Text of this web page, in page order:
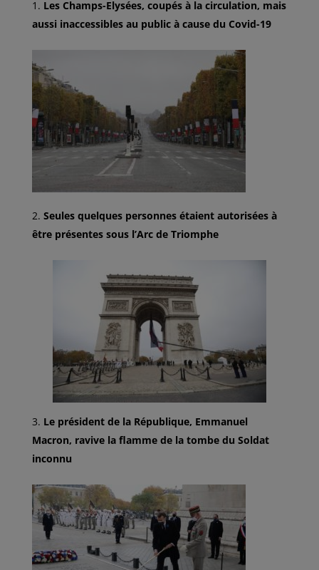
Les Champs-Elysées, coupés à la circulation, mais
aussi inaccessibles au public à cause du Covid-19
Seules quelques personnes étaient autorisées à
être présentes sous l’Arc de Triomphe
Le président de la République, Emmanuel
Macron, ravive la flamme de la tombe du Soldat
inconnu